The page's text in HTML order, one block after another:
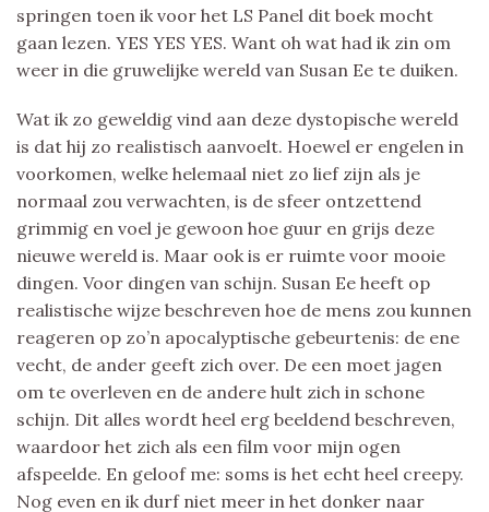
springen toen ik voor het LS Panel dit boek mocht
gaan lezen. YES YES YES. Want oh wat had ik zin om
weer in die gruwelijke wereld van Susan Ee te duiken.
Wat ik zo geweldig vind aan deze dystopische wereld
is dat hij zo realistisch aanvoelt. Hoewel er engelen in
voorkomen, welke helemaal niet zo lief zijn als je
normaal zou verwachten, is de sfeer ontzettend
grimmig en voel je gewoon hoe guur en grijs deze
nieuwe wereld is. Maar ook is er ruimte voor mooie
dingen. Voor dingen van schijn. Susan Ee heeft op
realistische wijze beschreven hoe de mens zou kunnen
reageren op zo’n apocalyptische gebeurtenis: de ene
vecht, de ander geeft zich over. De een moet jagen
om te overleven en de andere hult zich in schone
schijn. Dit alles wordt heel erg beeldend beschreven,
waardoor het zich als een film voor mijn ogen
afspeelde. En geloof me: soms is het echt heel creepy.
Nog even en ik durf niet meer in het donker naar